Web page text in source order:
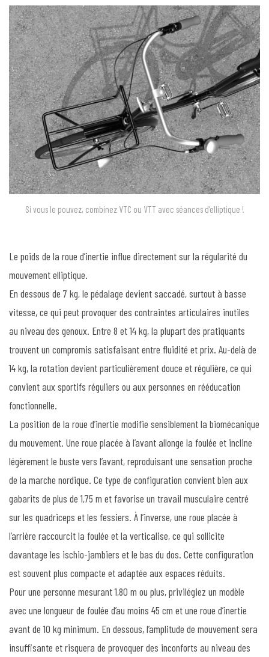
Si vous le pouvez, combinez VTC ou VTT avec séances d’elliptique !
Le poids de la roue d’inertie influe directement sur la régularité du
mouvement elliptique.
En dessous de 7 kg, le pédalage devient saccadé, surtout à basse
vitesse, ce qui peut provoquer des contraintes articulaires inutiles
au niveau des genoux. Entre 8 et 14 kg, la plupart des pratiquants
trouvent un compromis satisfaisant entre fluidité et prix. Au-delà de
14 kg, la rotation devient particulièrement douce et régulière, ce qui
convient aux sportifs réguliers ou aux personnes en rééducation
fonctionnelle.
La position de la roue d’inertie modifie sensiblement la biomécanique
du mouvement. Une roue placée à l’avant allonge la foulée et incline
légèrement le buste vers l’avant, reproduisant une sensation proche
de la marche nordique. Ce type de configuration convient bien aux
gabarits de plus de 1,75 m et favorise un travail musculaire centré
sur les quadriceps et les fessiers. À l’inverse, une roue placée à
l’arrière raccourcit la foulée et la verticalise, ce qui sollicite
davantage les ischio-jambiers et le bas du dos. Cette configuration
est souvent plus compacte et adaptée aux espaces réduits.
Pour une personne mesurant 1,80 m ou plus, privilégiez un modèle
avec une longueur de foulée d’au moins 45 cm et une roue d’inertie
avant de 10 kg minimum. En dessous, l’amplitude de mouvement sera
insuffisante et risquera de provoquer des inconforts au niveau des